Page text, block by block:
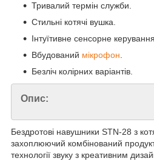
Тривалий термін служби.
Стильні котячі вушка.
Інтуїтивне сенсорне
Вбудований мікрофон.
Безліч колірних варіантів.
Опис:
Бездротові навушники STN-28 з
захоплюючий комбінований
технології звуку з креативним